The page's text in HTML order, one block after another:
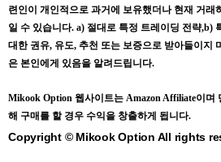
련인이 개인적으로 과거에 보유했더나 현재 거래
일 수 있습니다. a) 절대로 특정 트레이딩 전략,b)
대한 권유, 유도, 추천 또는 보증으로 받아들이지
은 본인에게 있음을 알려드립니다.
Mikook Option 웹사이트는 Amazon Affiliate이며
해 구매를 할 경우 수익을 창출하게 됩니다.
Copyright © Mikook Option All rights